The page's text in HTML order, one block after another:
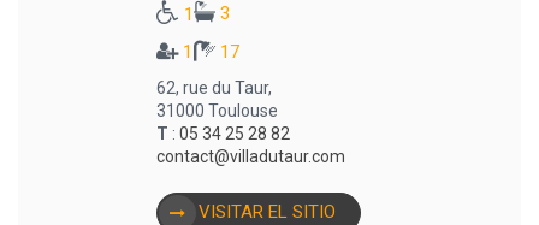
1
3
1
17
62, rue du Taur,
31000 Toulouse
T : 05 34 25 28 82
contact@villadutaur.com
VISITAR EL SITIO